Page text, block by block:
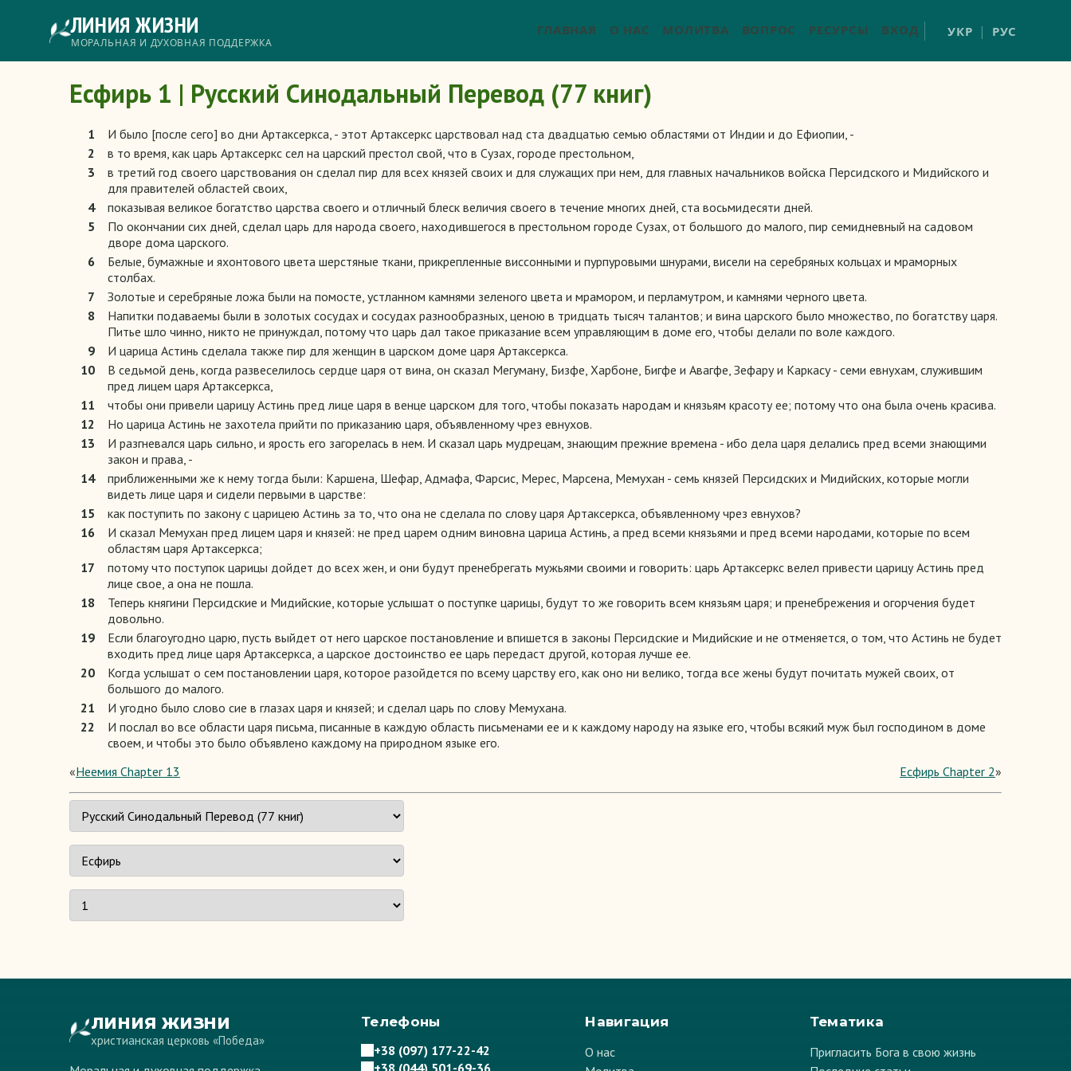
основному
ЛИНИЯ ЖИЗНИ
МОРАЛЬНАЯ И ДУХОВНАЯ ПОДДЕРЖКА
ГЛАВНАЯ О НАС МОЛИТВА ВОПРОС РЕСУРСЫ ВХОД УКР РУС
Есфирь 1 | Русский Синодальный Перевод (77 книг)
1
И было [после сего] во дни Артаксеркса, - этот Артаксеркс царствовал над ста двадцатью семью областями от Индии и до Ефиопии, -
2
в то время, как царь Артаксеркс сел на царский престол свой, что в Сузах, городе престольном,
3
в третий год своего царствования он сделал пир для всех князей своих и для служащих при нем, для главных начальников войска Персидского и Мидийского и
для правителей областей своих,
4
показывая великое богатство царства своего и отличный блеск величия своего в течение многих дней, ста восьмидесяти дней.
5
По окончании сих дней, сделал царь для народа своего, находившегося в престольном городе Сузах, от большого до малого, пир семидневный на садовом
дворе дома царского.
6
Белые, бумажные и яхонтового цвета шерстяные ткани, прикрепленные виссонными и пурпуровыми шнурами, висели на серебряных кольцах и мраморных
столбах.
7
Золотые и серебряные ложа были на помосте, устланном камнями зеленого цвета и мрамором, и перламутром, и камнями черного цвета.
8
Напитки подаваемы были в золотых сосудах и сосудах разнообразных, ценою в тридцать тысяч талантов; и вина царского было множество, по богатству царя.
Питье шло чинно, никто не принуждал, потому что царь дал такое приказание всем управляющим в доме его, чтобы делали по воле каждого.
9
И царица Астинь сделала также пир для женщин в царском доме царя Артаксеркса.
10
В седьмой день, когда развеселилось сердце царя от вина, он сказал Мегуману, Бизфе, Харбоне, Бигфе и Авагфе, Зефару и Каркасу - семи евнухам, служившим
пред лицем царя Артаксеркса,
11
чтобы они привели царицу Астинь пред лице царя в венце царском для того, чтобы показать народам и князьям красоту ее; потому что она была очень красива.
12
Но царица Астинь не захотела прийти по приказанию царя, объявленному чрез евнухов.
13
И разгневался царь сильно, и ярость его загорелась в нем. И сказал царь мудрецам, знающим прежние времена - ибо дела царя делались пред всеми знающими
закон и права, -
14
приближенными же к нему тогда были: Каршена, Шефар, Адмафа, Фарсис, Мерес, Марсена, Мемухан - семь князей Персидских и Мидийских, которые могли
видеть лице царя и сидели первыми в царстве:
15
как поступить по закону с царицею Астинь за то, что она не сделала по слову царя Артаксеркса, объявленному чрез евнухов?
16
И сказал Мемухан пред лицем царя и князей: не пред царем одним виновна царица Астинь, а пред всеми князьями и пред всеми народами, которые по всем
областям царя Артаксеркса;
17
потому что поступок царицы дойдет до всех жен, и они будут пренебрегать мужьями своими и говорить: царь Артаксеркс велел привести царицу Астинь пред
лице свое, а она не пошла.
18
Теперь княгини Персидские и Мидийские, которые услышат о поступке царицы, будут то же говорить всем князьям царя; и пренебрежения и огорчения будет
довольно.
19
Если благоугодно царю, пусть выйдет от него царское постановление и впишется в законы Персидские и Мидийские и не отменяется, о том, что Астинь не будет
входить пред лице царя Артаксеркса, а царское достоинство ее царь передаст другой, которая лучше ее.
20
Когда услышат о сем постановлении царя, которое разойдется по всему царству его, как оно ни велико, тогда все жены будут почитать мужей своих, от
большого до малого.
21
И угодно было слово сие в глазах царя и князей; и сделал царь по слову Мемухана.
22
И послал во все области царя письма, писанные в каждую область письменами ее и к каждому народу на языке его, чтобы всякий муж был господином в доме
своем, и чтобы это было объявлено каждому на природном языке его.
«Неемия Chapter 13 Есфирь Chapter 2»
ЛИНИЯ ЖИЗНИ
христианская церковь «Победа»
Телефоны
+38 (097) 177-22-42
+38 (044) 501-69-36
Навигация
О нас
Тематика
Пригласить Бога в свою жизнь